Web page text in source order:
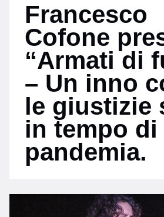
Francesco
Cofone
“Armati di
– Un inno
le giustizie
in tempo di
pandemia.